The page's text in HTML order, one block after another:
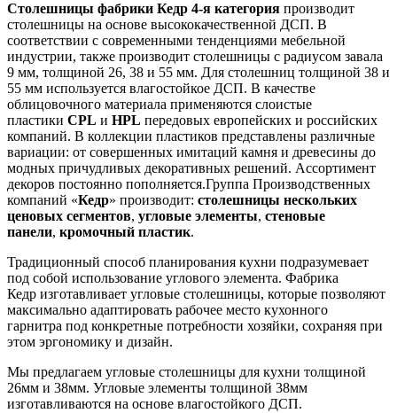
Столешницы фабрики Кедр 4-я категория производит
столешницы на основе высококачественной ДСП. В
соответствии с современными тенденциями мебельной
индустрии, также производит столешницы с радиусом завала
9 мм, толщиной 26, 38 и 55 мм. Для столешниц толщиной 38 и
55 мм используется влагостойкое ДСП. В качестве
облицовочного материала применяются слоистые
пластики CPL и HPL передовых европейских и российских
компаний. В коллекции пластиков представлены различные
вариации: от совершенных имитаций камня и древесины до
модных причудливых декоративных решений. Ассортимент
декоров постоянно пополняется.Группа Производственных
компаний «Кедр» производит: столешницы нескольких
ценовых сегментов, угловые элементы, стеновые
панели, кромочный пластик.
Традиционный способ планирования кухни подразумевает
под собой использование углового элемента. Фабрика
Кедр изготавливает угловые столешницы, которые позволяют
максимально адаптировать рабочее место кухонного
гарнитра под конкретные потребности хозяйки, сохраняя при
этом эргономику и дизайн.
Мы предлагаем угловые столешницы для кухни толщиной
26мм и 38мм. Угловые элементы толщиной 38мм
изготавливаются на основе влагостойкого ДСП.